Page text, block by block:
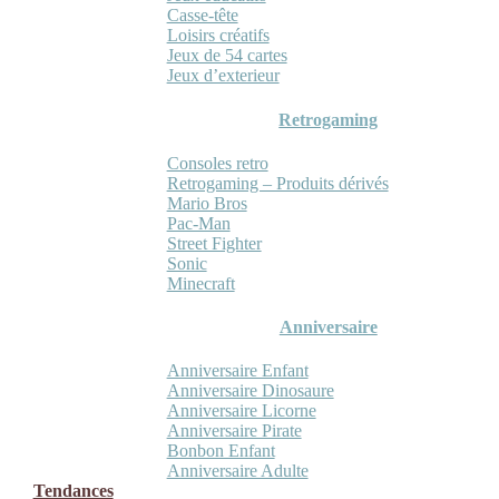
Casse-tête
Loisirs créatifs
Jeux de 54 cartes
Jeux d’exterieur
Retrogaming
Consoles retro
Retrogaming – Produits dérivés
Mario Bros
Pac-Man
Street Fighter
Sonic
Minecraft
Anniversaire
Anniversaire Enfant
Anniversaire Dinosaure
Anniversaire Licorne
Anniversaire Pirate
Bonbon Enfant
Anniversaire Adulte
Tendances